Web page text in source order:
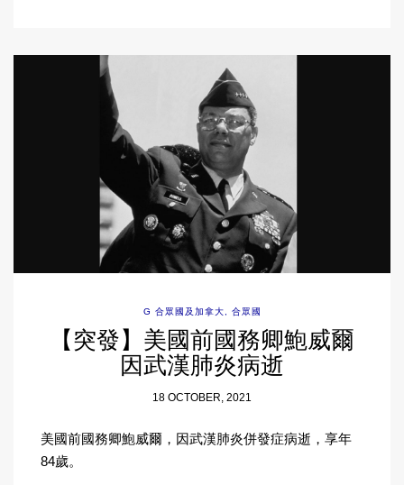
G 合眾國及加拿大, 合眾國
【突發】美國前國務卿鮑威爾
因武漢肺炎病逝
18 OCTOBER, 2021
美國前國務卿鮑威爾，因武漢肺炎併發症病逝，享年
84歲。